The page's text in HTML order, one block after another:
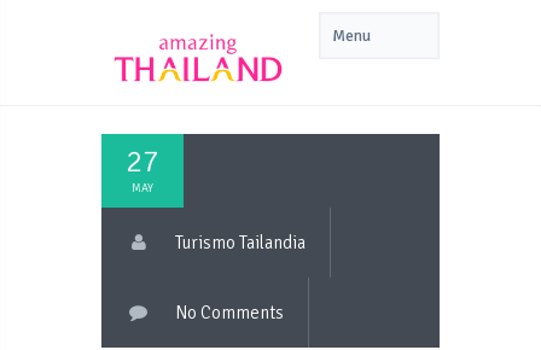
27
MAY
Turismo Tailandia
No Comments